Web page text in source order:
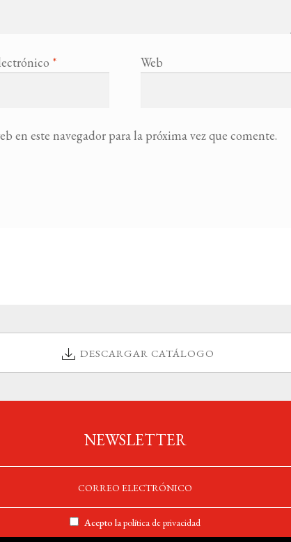
* Web
en este navegador para la próxima vez que comente.
DESCARGAR CATÁLOGO
NEWSLETTER
Acepto lapolítica de privacidad